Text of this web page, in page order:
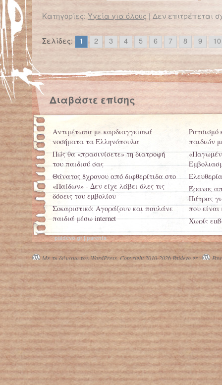
Κατηγορίες: Υγεία για όλους | Δεν επιτρέπεται
← Προηγούμενα άρθρα
Σελίδες: 1 2 3 4 5 6 7 8 9 10
Διαβάστε επίσης
Αντιμέτωπα με καρδιαγγειακά
νοσήματα τα Ελληνόπουλα
Πώς θα «πρασινίσετε» τη διατροφή
του παιδιού σας
Θάνατος 8χρονου από διφθερίτιδα στο
«Παίδων» - Δεν είχε λάβει όλες τις
δόσεις του εμβολίου
Σοκαριστικό: Αγοράζουν και πουλάνε
παιδιά μέσω internet
Αντιμετωπίστε τις παιδικές εκρήξεις
θυμού
Ρατσισμό
παιδιών
Έρανος
Πάτρας
που είναι
Χωρίς
paidevo.gr | parents
Με τη δύναμη του WordPress. Copyright 2010-2026 Paidevo.gr |